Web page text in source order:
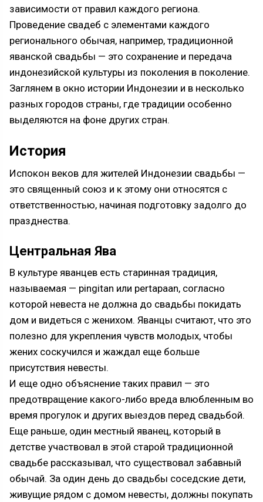
зависимости от правил каждого региона.
Проведение свадеб с элементами каждого
регионального обычая, например, традиционной
яванской свадьбы — это сохранение и передача
индонезийской культуры из поколения в поколение.
Заглянем в окно истории Индонезии и в несколько
разных городов страны, где традиции особенно
выделяются на фоне других стран.
История
Испокон веков для жителей Индонезии свадьбы —
это священный союз и к этому они относятся с
ответственностью, начиная подготовку задолго до
празднества.
Центральная Ява
В культуре яванцев есть старинная традиция,
называемая — pingitan или pertapaan, согласно
которой невеста не должна до свадьбы покидать
дом и видеться с женихом. Яванцы считают, что это
полезно для укрепления чувств молодых, чтобы
жених соскучился и жаждал еще больше
присутствия невесты.
И еще одно объяснение таких правил — это
предотвращение какого-либо вреда влюбленным во
время прогулок и других выездов перед свадьбой.
Еще раньше, один местный яванец, который в
детстве участвовал в этой старой традиционной
свадьбе рассказывал, что существовал забавный
обычай. За один день до свадьбы соседские дети,
живущие рядом с домом невесты, должны покупать